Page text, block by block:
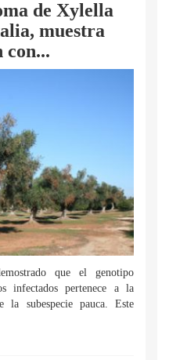
de Xylella
muestra
con...
que el genotipo
infectados pertenece a la
la subespecie pauca. Este